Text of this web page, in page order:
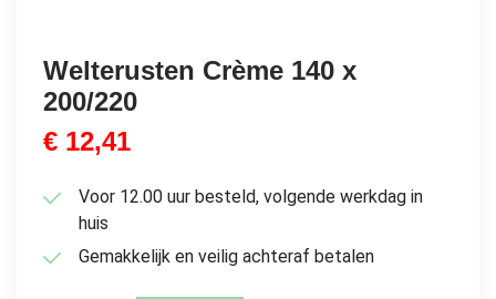
Welterusten Crème 140 x
200/220
€ 12,41
Voor 12.00 uur besteld, volgende werkdag in
huis
Gemakkelijk en veilig achteraf betalen